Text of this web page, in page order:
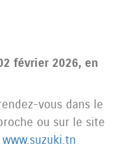
février 2026, en
vous dans le
ou sur le site
www.suzuki.tn